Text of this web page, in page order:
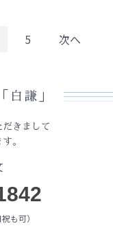
5 次へ
白謙」
きまして
。
も可）